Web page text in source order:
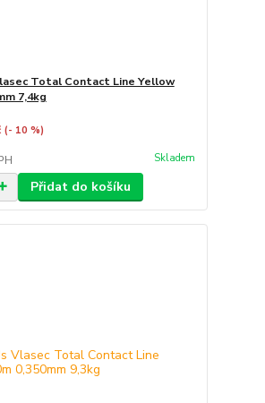
Total Contact Line Yellow
7,4kg
(- 10 %)
Skladem
Přidat do košíku